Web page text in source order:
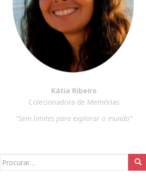
Kátia Ribeiro
Colecionadora de Memórias
“Sem limites para explorar o mundo”
Search